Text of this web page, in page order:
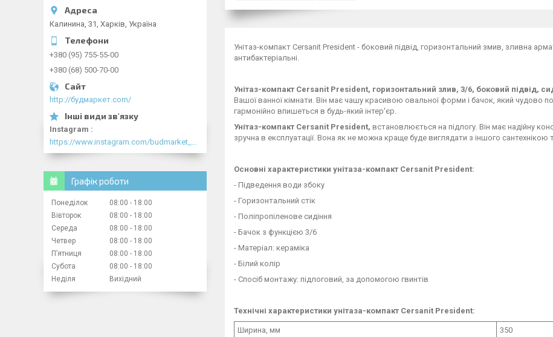
Унітаз-компакт Cersanit President - боковий підвід, горизонтальний змив, зливна
антибактеріальні.
Унітаз-компакт Cersanit President, горизонтальний злив, 3/6, боковий підвід,
Вашої ванної кімнати. Він має чашу красивою овальної форми і бачок, який чудово
гармонійно впишеться в будь-який інтер'єр.
Унітаз-компакт Cersanit President, встановлюється на підлогу. Він має надійну
зручна в експлуатації. Вона як не можна краще буде виглядати з іншого
Основні характеристики унітаза-компакт Cersanit President:
- Підведення води збоку
- Горизонтальний стік
- Поліпропіленове сидіння
- Бачок з функцією 3/6
- Матеріал: кераміка
- Білий колір
- Спосіб монтажу: підлоговий, за допомогою гвинтів
Технічні характеристики унітаза-компакт Cersanit President:
Ширина, мм
350
Калинина, 31, Харків, Україна
+380 (95) 755-55-00
+380 (68) 500-70-00
http://будмаркет.com/
Instagram
Графік роботи
Понеділок 08:00
18:00
Вівторок
08:00
18:00
Середа
08:00
18:00
Четвер
08:00
18:00
Пʼятниця
08:00
18:00
Субота
08:00
18:00
Неділя
Вихідний